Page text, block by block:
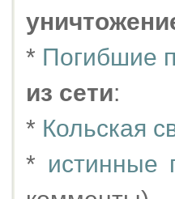
* Погибшие
из сети:
* Кольская
* истинные